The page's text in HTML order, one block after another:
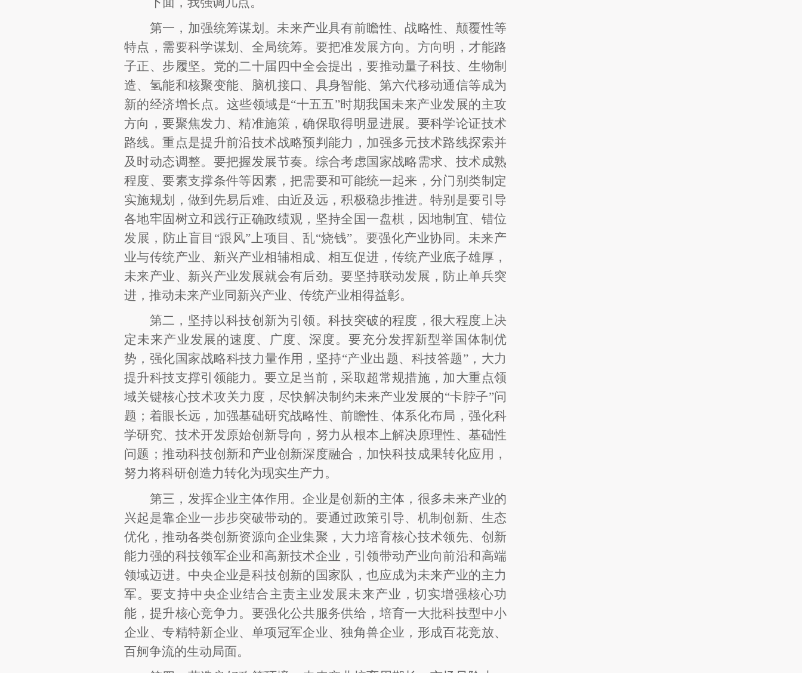
第一，加强统筹谋划。未来产业具有前瞻性、战略性、颠覆性等
特点，需要科学谋划、全局统筹。要把准发展方向。方向明，才能路
子正、步履坚。党的二十届四中全会提出，要推动量子科技、生物制
造、氢能和核聚变能、脑机接口、具身智能、第六代移动通信等成为
新的经济增长点。这些领域是“十五五”时期我国未来产业发展的主攻
方向，要聚焦发力、精准施策，确保取得明显进展。要科学论证技术
路线。重点是提升前沿技术战略预判能力，加强多元技术路线探索并
及时动态调整。要把握发展节奏。综合考虑国家战略需求、技术成熟
程度、要素支撑条件等因素，把需要和可能统一起来，分门别类制定
实施规划，做到先易后难、由近及远，积极稳步推进。特别是要引导
各地牢固树立和践行正确政绩观，坚持全国一盘棋，因地制宜、错位
发展，防止盲目“跟风”上项目、乱“烧钱”。要强化产业协同。未来产
业与传统产业、新兴产业相辅相成、相互促进，传统产业底子雄厚，
未来产业、新兴产业发展就会有后劲。要坚持联动发展，防止单兵突
进，推动未来产业同新兴产业、传统产业相得益彰。
第二，坚持以科技创新为引领。科技突破的程度，很大程度上决
定未来产业发展的速度、广度、深度。要充分发挥新型举国体制优
势，强化国家战略科技力量作用，坚持“产业出题、科技答题”，大力
提升科技支撑引领能力。要立足当前，采取超常规措施，加大重点领
域关键核心技术攻关力度，尽快解决制约未来产业发展的“卡脖子”问
题；着眼长远，加强基础研究战略性、前瞻性、体系化布局，强化科
学研究、技术开发原始创新导向，努力从根本上解决原理性、基础性
问题；推动科技创新和产业创新深度融合，加快科技成果转化应用，
努力将科研创造力转化为现实生产力。
第三，发挥企业主体作用。企业是创新的主体，很多未来产业的
兴起是靠企业一步步突破带动的。要通过政策引导、机制创新、生态
优化，推动各类创新资源向企业集聚，大力培育核心技术领先、创新
能力强的科技领军企业和高新技术企业，引领带动产业向前沿和高端
领域迈进。中央企业是科技创新的国家队，也应成为未来产业的主力
军。要支持中央企业结合主责主业发展未来产业，切实增强核心功
能，提升核心竞争力。要强化公共服务供给，培育一大批科技型中小
企业、专精特新企业、单项冠军企业、独角兽企业，形成百花竞放、
百舸争流的生动局面。